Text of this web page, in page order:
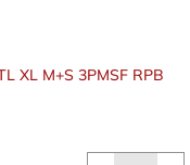
XL M+S 3PMSF RPB